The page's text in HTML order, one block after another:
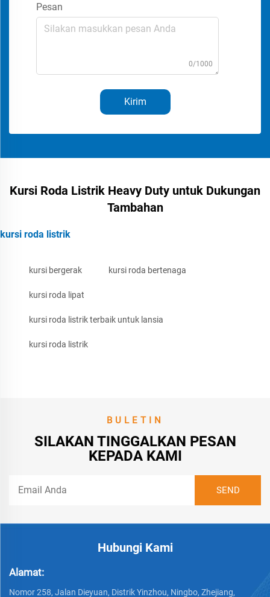
Pesan
0/1000
Kirim
Kursi Roda Listrik Heavy Duty untuk Dukungan
Tambahan
kursi roda listrik
kursi bergerak kursi roda bertenaga
kursi roda lipat
kursi roda listrik terbaik untuk lansia
kursi roda listrik
BULETIN
SILAKAN TINGGALKAN PESAN
KEPADA KAMI
Hubungi Kami
Alamat:
Nomor 258, Jalan Dieyuan, Distrik Yinzhou, Ningbo, Zhejiang,